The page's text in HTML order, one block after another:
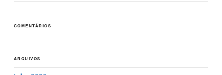
COMENTÁRIOS
ARQUIVOS